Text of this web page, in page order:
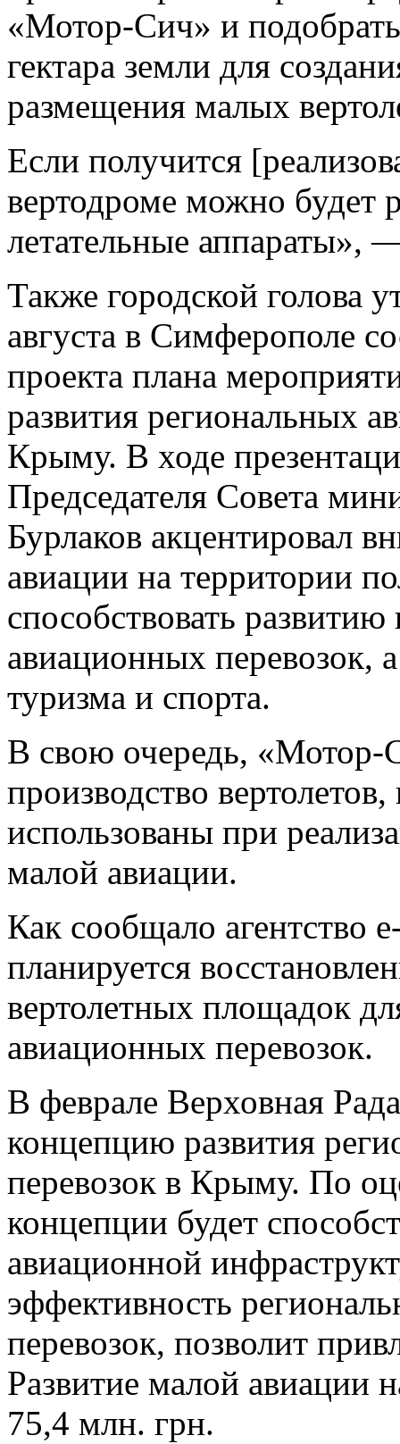
«Мотор-Сич» и
гектара земли для
размещения малых
Если получится
вертодроме можно будет
летательные аппараты»,
Также городской голова
августа в Симферополе
проекта плана
развития региональных
Крыму. В ходе
Председателя Совета
Бурлаков акцентировал
авиации на территории
способствовать
авиационных перевозок,
туризма и спорта.
В свою очередь, «Мотор-
производство
использованы при
малой авиации.
Как сообщало агентство
планируется
вертолетных площадок
авиационных перевозок.
В феврале Верховная
концепцию развития
перевозок в Крыму. По
концепции будет
авиационной
эффективность
перевозок, позволит
Развитие малой авиации
75,4 млн. грн.